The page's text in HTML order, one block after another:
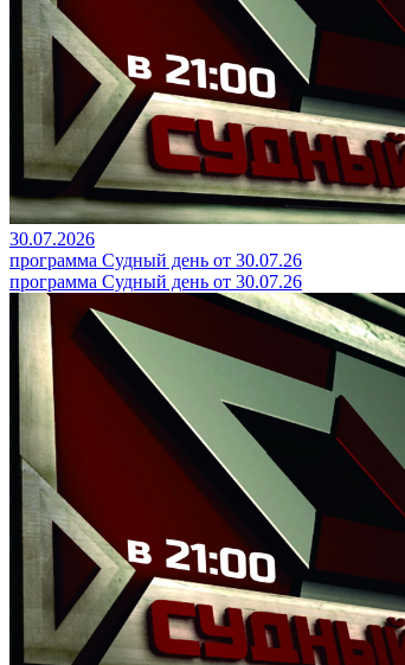
30.07.2026
программа Судный день от 30.07.26
программа Судный день от 30.07.26